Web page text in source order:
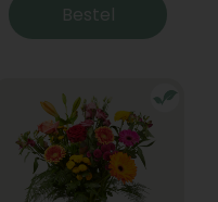
Bestel